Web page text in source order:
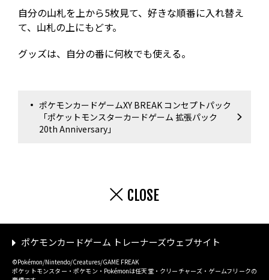
自分の山札を上から5枚見て、好きな順番に入れ替え
て、山札の上にもどす。
グッズは、自分の番に何枚でも使える。
ポケモンカードゲームXY BREAK コンセプトパック
「ポケットモンスターカードゲーム 拡張パック
20th Anniversary」
CLOSE
ポケモンカードゲーム トレーナーズウェブサイト
©Pokémon/Nintendo/Creatures/GAME FREAK
ポケットモンスター・ポケモン・Pokémonは任天堂・クリーチャーズ・ゲームフリークの